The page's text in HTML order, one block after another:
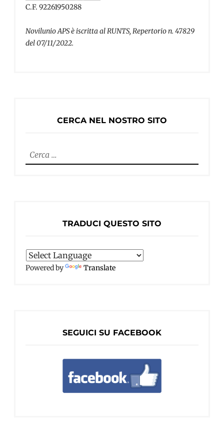
C.F. 92261950288
Novilunio APS è iscritta al RUNTS, Repertorio n. 47829
del 07/11/2022.
CERCA NEL NOSTRO SITO
Ricerca
per:
TRADUCI QUESTO SITO
Powered by Translate
SEGUICI SU FACEBOOK